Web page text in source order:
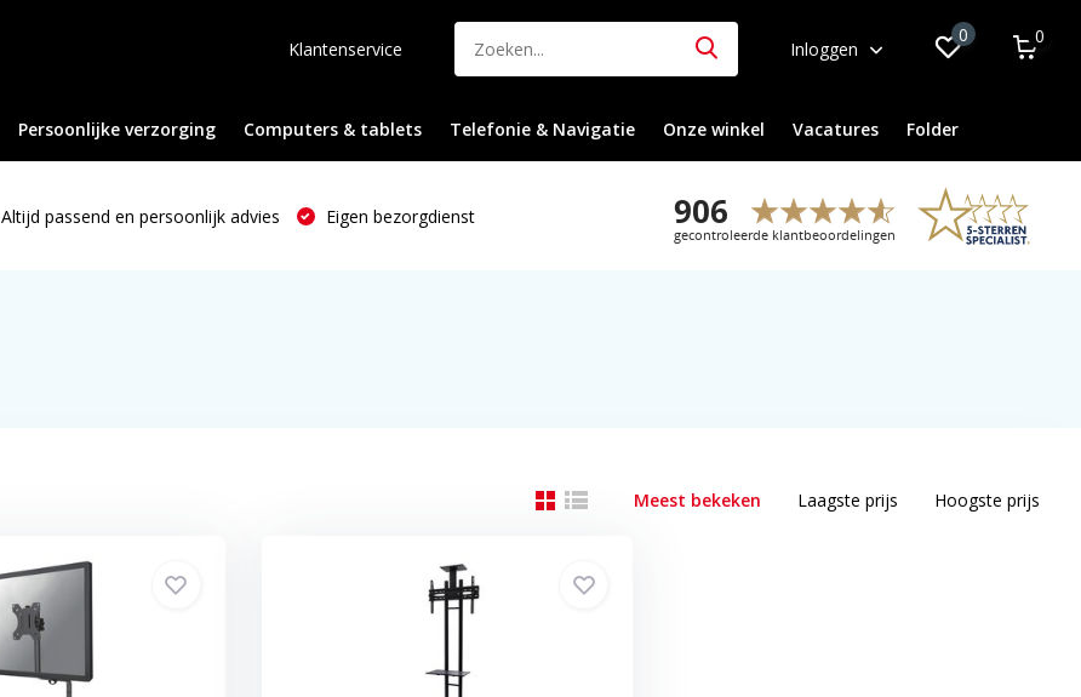
Klantenservice Inloggen
0 0
Persoonlijke verzorging Computers & tablets Telefonie & Navigatie Onze winkel Vacatures Folder
Altijd passend en persoonlijk advies Eigen bezorgdienst
Meest bekeken Laagste prijs Hoogste prijs